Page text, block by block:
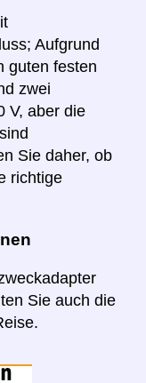
Aufgrund
guten festen
zwei
V, aber die
Sie daher, ob
richtige
Sie auch die